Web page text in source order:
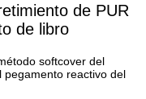
de PUR
de libro
softcover del
pegamento reactivo del